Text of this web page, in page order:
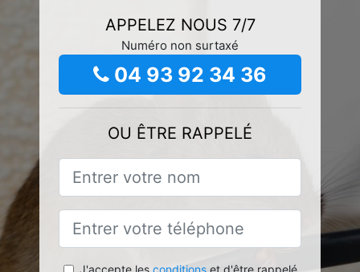
APPELEZ NOUS 7/7
Numéro non surtaxé
04 93 92 34 36
OU ÊTRE RAPPELÉ
J'accepte les conditionset d'être rappelé